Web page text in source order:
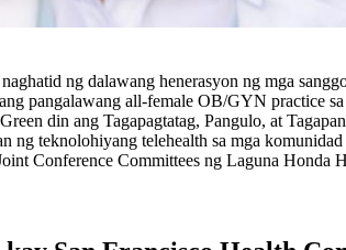
ng dalawang henerasyon ng mga
pangalawang all-female OB/GYN practice
din ang Tagapagtatag, Pangulo, at
ng teknolohiyang telehealth sa mga
Conference Committees ng Laguna Honda